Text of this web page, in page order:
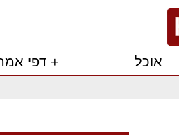
דפי אמריקה - חפש בית עסק +
אוכל